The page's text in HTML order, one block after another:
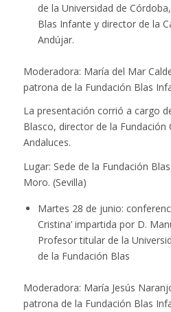
de la Universidad de
Blas Infante y director de la
Andújar.
Moderadora: María del Mar
patrona de la Fundación Blas
La presentación corrió a cargo
Blasco, director de la Fundación
Andaluces.
Lugar: Sede de la Fundación
Moro. (Sevilla)
Martes 28 de junio:
Cristina’ impartida por D.
Profesor titular de la
de la Fundación Blas
Moderadora: María Jesús
patrona de la Fundación Blas